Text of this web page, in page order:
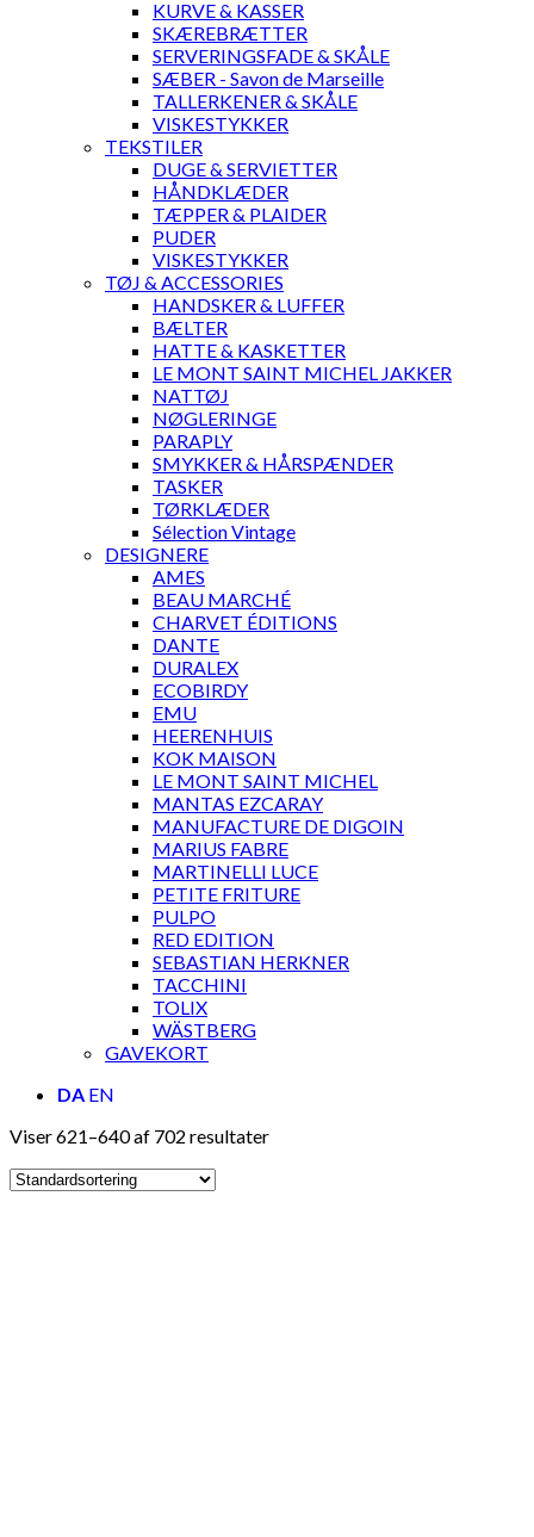
KURVE & KASSER
SKÆREBRÆTTER
SERVERINGSFADE & SKÅLE
SÆBER - Savon de Marseille
TALLERKENER & SKÅLE
VISKESTYKKER
TEKSTILER
DUGE & SERVIETTER
HÅNDKLÆDER
TÆPPER & PLAIDER
PUDER
VISKESTYKKER
TØJ & ACCESSORIES
HANDSKER & LUFFER
BÆLTER
HATTE & KASKETTER
LE MONT SAINT MICHEL JAKKER
NATTØJ
NØGLERINGE
PARAPLY
SMYKKER & HÅRSPÆNDER
TASKER
TØRKLÆDER
Sélection Vintage
DESIGNERE
AMES
BEAU MARCHÉ
CHARVET ÉDITIONS
DANTE
DURALEX
ECOBIRDY
EMU
HEERENHUIS
KOK MAISON
LE MONT SAINT MICHEL
MANTAS EZCARAY
MANUFACTURE DE DIGOIN
MARIUS FABRE
MARTINELLI LUCE
PETITE FRITURE
PULPO
RED EDITION
SEBASTIAN HERKNER
TACCHINI
TOLIX
WÄSTBERG
GAVEKORT
DA EN
Viser 621–640 af 702 resultater